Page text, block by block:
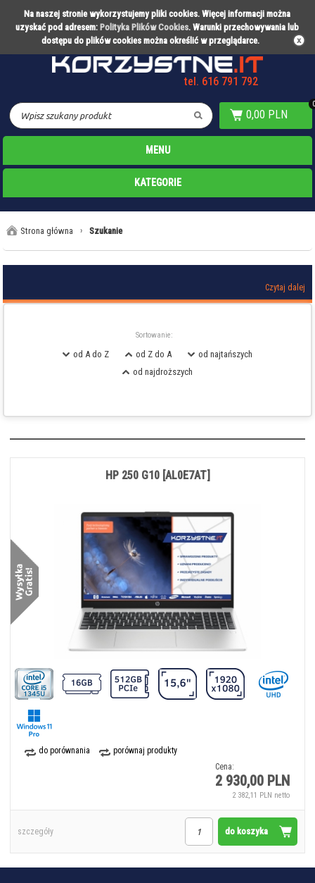
Na naszej stronie wykorzystujemy pliki cookies. Więcej informacji można
uzyskać pod adresem: Polityka Plików Cookies. Warunki przechowywania lub
dostępu do plików cookies można określić w przeglądarce.
Partner technologiczny Warty Poznań
tel. 616 791 792
0,00 PLN
0
MENU
KATEGORIE
Strona główna › Szukanie
Czytaj dalej
Sortowanie:
od A do Z od Z do A
od najtańszych
od najdroższych
do porównania
porównaj produkty
Cena:
2 930,00 PLN
2 382,11 PLN netto
HP 250 G10 [AL0E7AT]
do koszyka
szczegóły